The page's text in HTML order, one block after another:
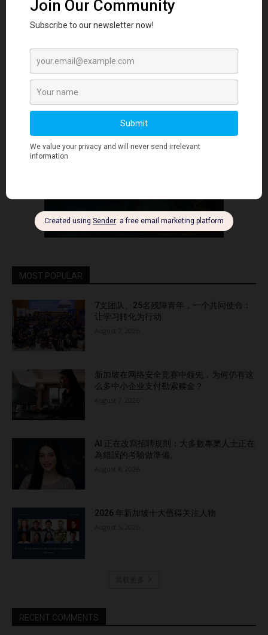
个人品牌塑造
- Advertisment -
MOST POPULAR
7支团队、25名残障青年，一个共同使命：
让学习转化为行动
新加坡在网络安全竞赛中领先，为何仍有这
么多中小企业支付勒索赎金？
AI 正在改寫招聘規則：大多數專業人士正在
為錯誤的考驗做準備。
2026 年新加坡十大值得关注人物
RECENT COMMENTS